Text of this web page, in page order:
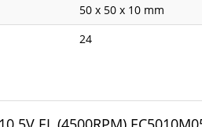
50 x 50 x 10 mm
24